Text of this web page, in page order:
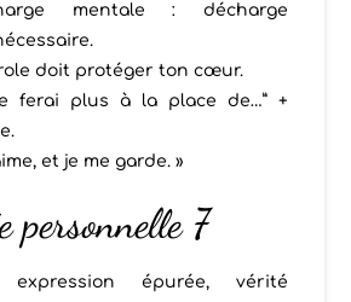
mentale : décharge
doit protéger ton cœur.
ferai plus à la place de…” +
et je me garde. »
personnelle 7
épurée, vérité